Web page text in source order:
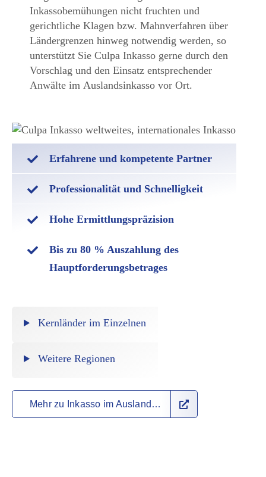
Inkassobemühungen nicht fruchten und
gerichtliche Klagen bzw. Mahnverfahren über
Ländergrenzen hinweg notwendig werden, so
unterstützt Sie Culpa Inkasso gerne durch den
Vorschlag und den Einsatz entsprechender
Anwälte im Auslandsinkasso vor Ort.
Erfahrene und kompetente Partner
Professionalität und Schnelligkeit
Hohe Ermittlungspräzision
Bis zu80 % Auszahlung des
Hauptforderungsbetrages
Kernländer im Einzelnen
Weitere Regionen
Mehr zu Inkasso im Ausland…